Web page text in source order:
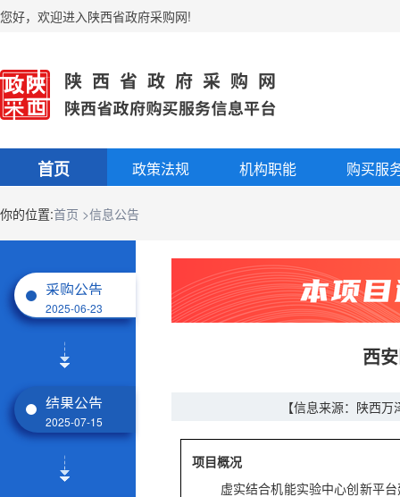
您好， 欢迎进入陕西省政府采购网!
首页 政策法规 机构职能 购买服
你的位置:首页 >信息公告
采购公告
2025-06-23
结果公告
2025-07-15
西
【信息来源：陕西
项目概况
虚实结合机能实验中心创新平台